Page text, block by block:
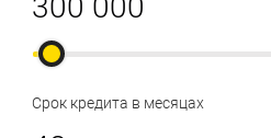
Срок кредита в месяцах